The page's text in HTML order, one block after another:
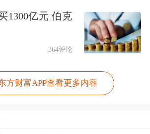
1300亿元 伯克
364评论
方财富APP查看更多内容